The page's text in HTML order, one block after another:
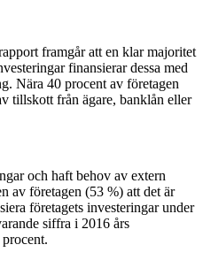
framgår att en klar majoritet
finansierar dessa med
Nära 40 procent av företagen
tillskott från ägare, banklån eller
och haft behov av extern
av företagen (53 %) att det är
företagets investeringar under
siffra i 2016 års